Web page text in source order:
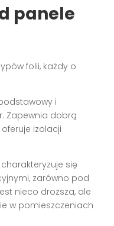
panele
folii, każdy o
i
Zapewnia dobrą
izolacji
się
zarówno pod
nieco droższa, ale
w pomieszczeniach